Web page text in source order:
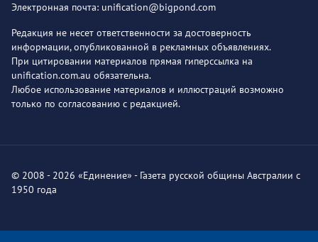
Электронная почта: unification@bigpond.com
Редакция не несет ответственности за достоверность
информации, опубликованной в рекламных объявлениях.
При цитировании материалов прямая гиперссылка на
unification.com.au обязательна.
Любое использование материалов и иллюстраций возможно
только по согласованию с редакцией.
© 2008 - 2026 «Единение» - Газета русской общины Австралии с
1950 года